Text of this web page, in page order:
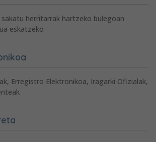
sakatu herritarrak hartzeko bulegoan
eskatzeko
Erregistro Elektronikoa, Iragarki Ofizialak,